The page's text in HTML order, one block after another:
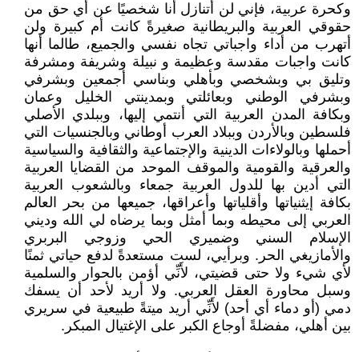
وكحرة عربية، فإني لن أتنازل أنا شخصيًا عن أي حق من
حقوقي العربية والبريطانية صغيرةً كانت أم كبيرة ولن
أتهرب من أداء واجباتي تجاه نفسي والجميع، طالما أنها
كانت واجبات مقدسة وعظيمة و نبيلة وشريفة ومشرفة
وتليق بي وبشخصي وبأهلي وبناسي أجمعين وبشرفي
وبشرفي الوطني وبعائلتي وبمدينتي الخليل وعمان
وبكافة المدن العربية التي أنتمي إليها، وببلدي الأصلي
فلسطين وبالأردن وببلاد العرب أوطاني وبالجنسيات التي
أحملها وبالولاءات الدينية والإجتماعية والثقافية والسياسية
والعرقية والقومية والموقف الموحد من القضايا العربية
التي أدين بها للدول العربية جمعاء وبالشعوب العربية
بكافة إيثنياتها وأقلياتها وأعراقها، جميعها من بحر العالم
العربي إلى محيطه وبما أمثل وبما يرضاه لي الله وديني
الإسلام السني وضميري الحي وزوجي البربري
والأمازيغي الحر. وبرأيي، لست مستعدةً لدفع حياتي ثمنًا
لأي شيء ولا حتى قضيتي، لأَنِّي أؤمن بالحوار والسلمية
وسبل محاورة العقل العربي. ولا أريد لأحد أن يسفك
دمي (أو دماء أي أحد) لأَنِّي أريد ميتةً طبيعية في سريري
بين أهلي، مفضلةً أوجاع الكبر على الإغتيال المبكر.